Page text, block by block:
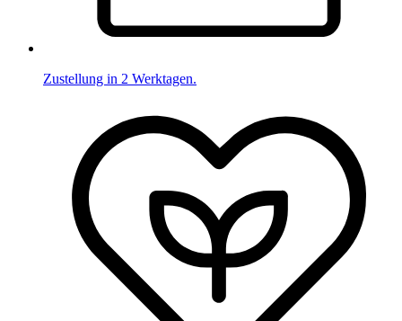
Zustellung in 2 Werktagen.